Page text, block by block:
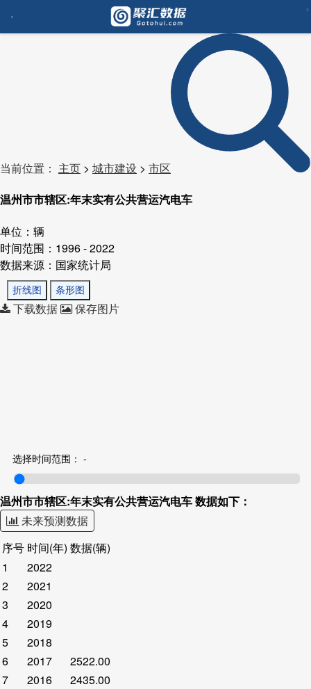
当前位置： 主页 > 城市建设 > 市区
温州市市辖区:年末实有公共营运汽电车
单位：辆
时间范围：1996 - 2022
数据来源：国家统计局
折线图 条形图
下载数据 保存图片
选择时间范围： -
温州市市辖区:年末实有公共营运汽电车 数据如下：
未来预测数据
序号 时间(年) 数据(辆)
1
2022
2
2021
3
2020
4
2019
5
2018
6
2017
2522.00
7
2016
2435.00